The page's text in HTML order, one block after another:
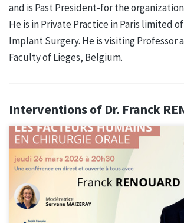
and is Past President-for the organization
He is in Private Practice in Paris limited
Implant Surgery. He is visiting Professor
Faculty of Lieges, Belgium.
Interventions of Dr. Franck